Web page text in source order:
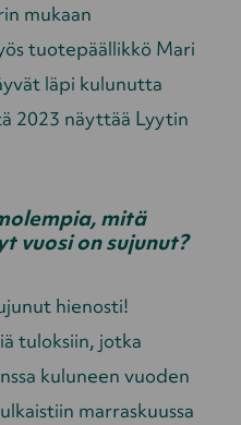
mukaan
tuotepäällikkö Mari
läpi kulunutta
2023 näyttää Lyytin
mitä
vuosi on sujunut?
hienosti!
tuloksiin, jotka
kuluneen vuoden
marraskuussa